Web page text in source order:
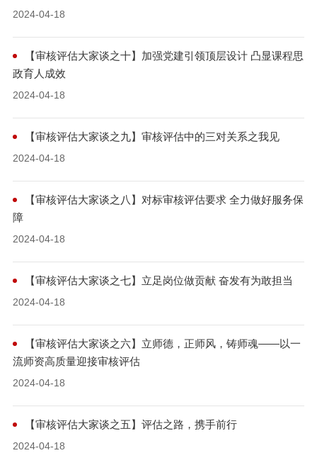
2024-04-18
【审核评估大家谈之十】加强党建引领顶层设计 凸显课程思
政育人成效
2024-04-18
【审核评估大家谈之九】审核评估中的三对关系之我见
2024-04-18
【审核评估大家谈之八】对标审核评估要求 全力做好服务保
障
2024-04-18
【审核评估大家谈之七】立足岗位做贡献 奋发有为敢担当
2024-04-18
【审核评估大家谈之六】立师德，正师风，铸师魂——以一
流师资高质量迎接审核评估
2024-04-18
【审核评估大家谈之五】评估之路，携手前行
2024-04-18